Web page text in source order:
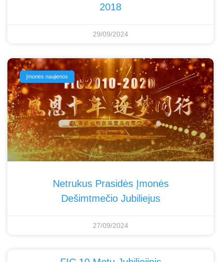
2018
29/09/2024
Įmonės naujienos
Netrukus Prasidės Įmonės
Dešimtmečio Jubiliejus
27/09/2024